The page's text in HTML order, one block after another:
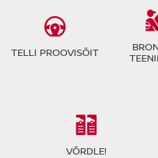
TELLI PROOVISÕIT
VÕRDLE!